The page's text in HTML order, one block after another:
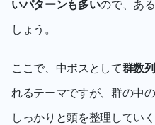
いパターンも多いので、あ
しょう。
ここで、中ボスとして群数列
れるテーマですが、群の中
しっかりと頭を整理してい